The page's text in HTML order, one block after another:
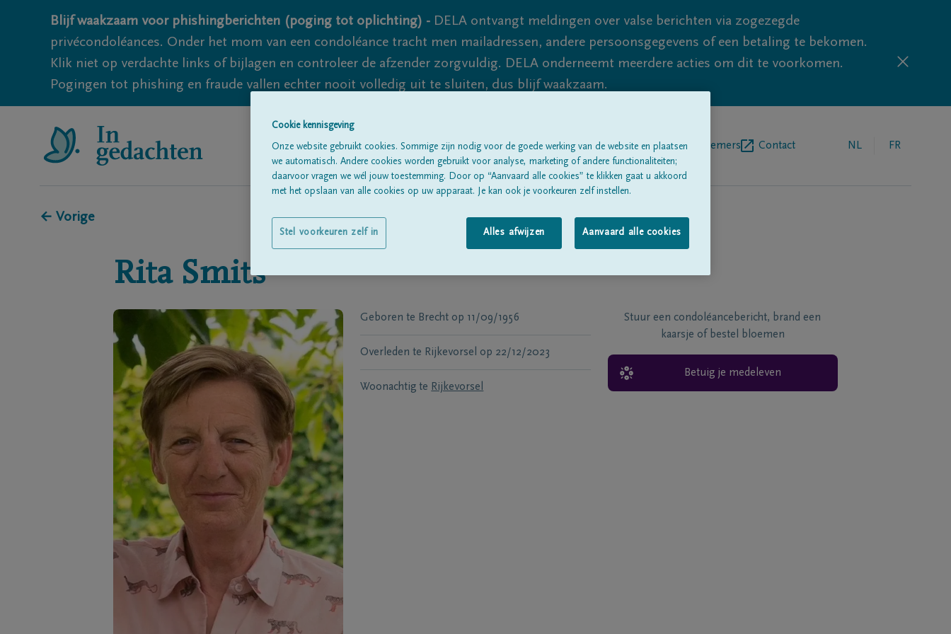
Blijf waakzaam voor phishingberichten (poging tot oplichting) - DELA ontvangt meldingen over valse berichten via zogezegde
privécondoléances. Onder het mom van een condoléance tracht men mailadressen, andere persoonsgegevens of een betaling te bekomen.
Klik niet op verdachte links of bijlagen en controleer de afzender zorgvuldig. DELA onderneemt meerdere acties om dit te voorkomen.
Pogingen tot phishing en fraude vallen echter nooit volledig uit te sluiten, dus blijf waakzaam.
Alle rouwberichtenOver onsBegrafenisondernemers Contact NL FR
← Vorige
Rita Smits
Geboren te Brecht op 11/09/1956
Overleden te Rijkevorsel op 22/12/2023
Woonachtig te Rijkevorsel
Stuur een condoléancebericht, brand een
kaarsje of bestel bloemen
Betuig je medeleven
Cookie kennisgeving
Onze website gebruikt cookies. Sommige zijn nodig voor de goede werking van de website en plaatsen
we automatisch. Andere cookies worden gebruikt voor analyse, marketing of andere functionaliteiten;
daarvoor vragen we wél jouw toestemming. Door op “Aanvaard alle cookies” te klikken gaat u akkoord
met het opslaan van alle cookies op uw apparaat. Je kan ook je voorkeuren zelf instellen.
Alles afwijzen Aanvaard alle cookies
Stel voorkeuren zelf in